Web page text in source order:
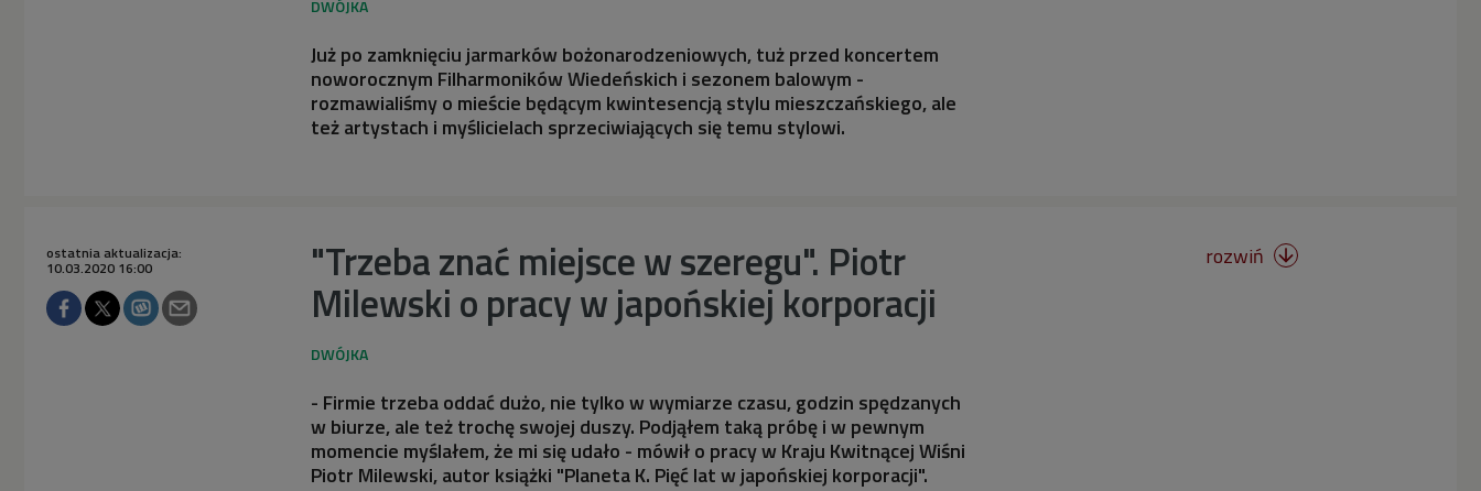
Już po zamknięciu jarmarków bożonarodzeniowych, tuż przed koncertem
noworocznym Filharmoników Wiedeńskich i sezonem balowym -
rozmawialiśmy o mieście będącym kwintesencją stylu mieszczańskiego, ale
też artystach i myślicielach sprzeciwiających się temu stylowi.
"Trzeba znać miejsce w szeregu". Piotr
Milewski o pracy w japońskiej korporacji
ostatnia aktualizacja:
10.03.2020 16:00
- Firmie trzeba oddać dużo, nie tylko w wymiarze czasu, godzin spędzanych
w biurze, ale też trochę swojej duszy. Podjąłem taką próbę i w pewnym
momencie myślałem, że mi się udało - mówił o pracy w Kraju Kwitnącej Wiśni
Piotr Milewski, autor książki "Planeta K. Pięć lat w japońskiej korporacji".
rozwiń 